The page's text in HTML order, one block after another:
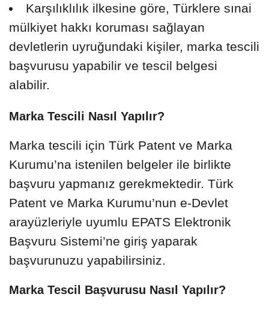
Karşılıklılık ilkesine göre, Türklere sınai
mülkiyet hakkı koruması sağlayan
devletlerin uyruğundaki kişiler, marka tescili
başvurusu yapabilir ve tescil belgesi
alabilir.
Marka Tescili Nasıl Yapılır?
Marka tescili için Türk Patent ve Marka
Kurumu’na istenilen belgeler ile birlikte
başvuru yapmanız gerekmektedir. Türk
Patent ve Marka Kurumu’nun e-Devlet
arayüzleriyle uyumlu EPATS Elektronik
Başvuru Sistemi’ne giriş yaparak
başvurunuzu yapabilirsiniz.
Marka Tescil Başvurusu Nasıl Yapılır?